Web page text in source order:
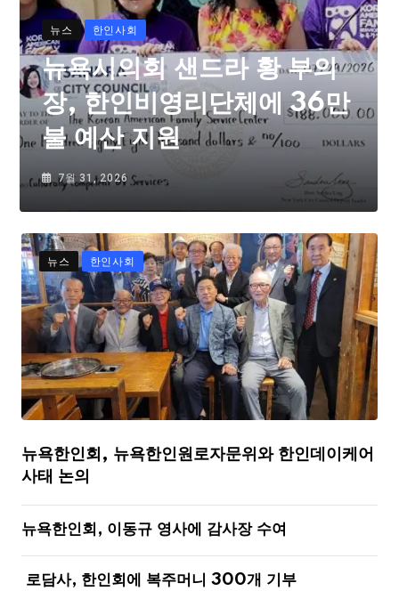
뉴스 한인사회
뉴욕시의회 샌드라 황 부의
장, 한인비영리단체에 36만
불 예산 지원
7월 31, 2026
뉴스 한인사회
뉴욕한인회, 뉴욕한인원로자문위와 한인데이케어
사태 논의
뉴욕한인회, 이동규 영사에 감사장 수여
로담사, 한인회에 복주머니 300개 기부